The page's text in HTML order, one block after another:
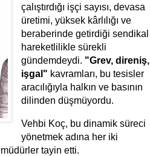
çalıştırdığı işçi sayısı, devasa
üretimi, yüksek kârlılığı ve
beraberinde getirdiği sendikal
hareketlilikle sürekli
gündemdeydi. "Grev, direniş,
işgal" kavramları, bu tesisler
aracılığıyla halkın ve basının
dilinden düşmüyordu.
Vehbi Koç, bu dinamik süreci
yönetmek adına her iki
tayin etti.